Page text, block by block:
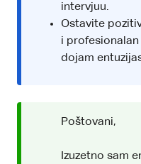
intervjuu.
Ostavite
i
dojam
Poštovani,
Izuzetno sam